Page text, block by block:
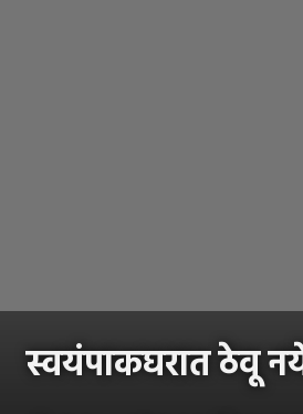
स्वयंपाकघरात ठेवू